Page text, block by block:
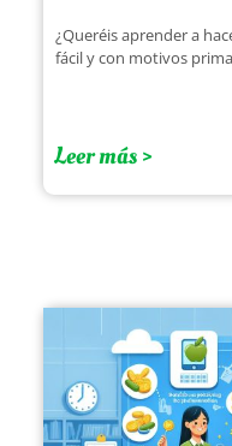
¿Queréis aprender a
fácil y con motivos
Leer más >